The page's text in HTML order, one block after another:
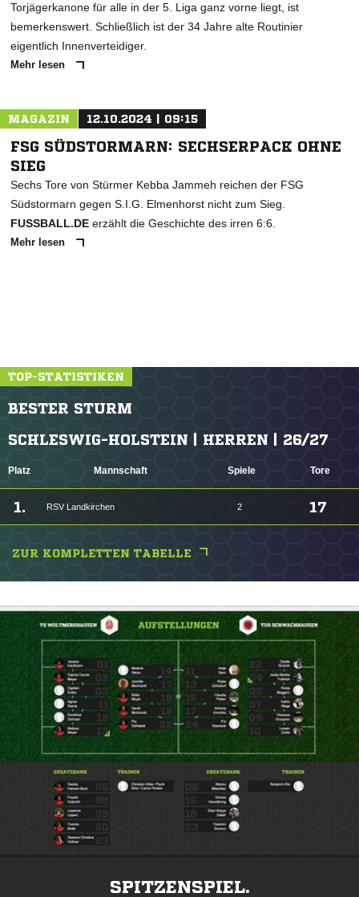
Torjägerkanone für alle in der 5. Liga ganz vorne liegt, ist
bemerkenswert. Schließlich ist der 34 Jahre alte Routinier
eigentlich Innenverteidiger.
Mehr lesen
MAGAZIN 12.10.2024 | 09:15
FSG SÜDSTORMARN: SECHSERPACK OHNE
SIEG
Sechs Tore von Stürmer Kebba Jammeh reichen der FSG
Südstormarn gegen S.I.G. Elmenhorst nicht zum Sieg.
FUSSBALL.DE erzählt die Geschichte des irren 6:6.
Mehr lesen
TOP-STATISTIKEN
BESTER STURM
SCHLESWIG-HOLSTEIN | HERREN | 26/27
Platz Mannschaft Spiele Tore
1. RSV Landkirchen 2 17
ZUR KOMPLETTEN TABELLE
SPITZENSPIEL.